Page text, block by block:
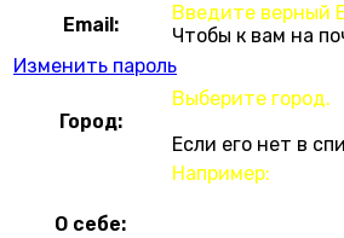
Email:
Введите верный
Чтобы к вам на
Изменить пароль
Город:
Выберите город.
Если его нет в
О себе:
Например: